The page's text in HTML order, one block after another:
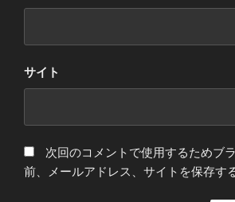
サイト
次回のコメントで使用するためブ
前、メールアドレス、サイトを保存する